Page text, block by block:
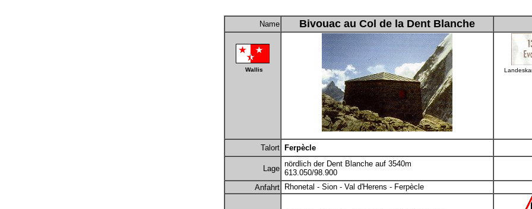
Name Bivouac au Col de la Dent Blanche
Wallis
Talort Ferpècle
Lage
nördlich der Dent Blanche auf 3540m
613.050/98.900
Anfahrt
Rhonetal - Sion - Val d'Herens - Ferpècle